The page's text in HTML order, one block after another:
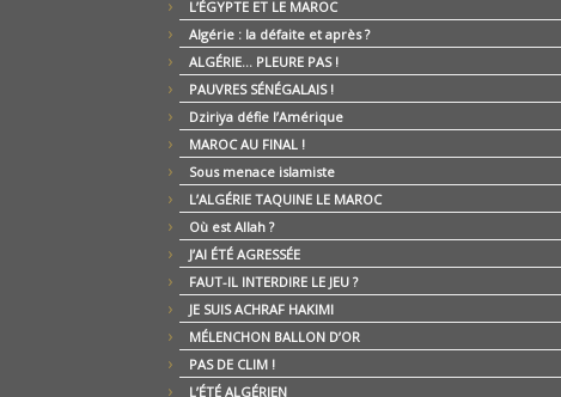
L’ÉGYPTE ET LE MAROC
Algérie : la défaite et après ?
ALGÉRIE… PLEURE PAS !
PAUVRES SÉNÉGALAIS !
Dziriya défie l’Amérique
MAROC AU FINAL !
Sous menace islamiste
L’ALGÉRIE TAQUINE LE MAROC
Où est Allah ?
J’AI ÉTÉ AGRESSÉE
FAUT-IL INTERDIRE LE JEU ?
JE SUIS ACHRAF HAKIMI
MÉLENCHON BALLON D’OR
PAS DE CLIM !
L’ÉTÉ ALGÉRIEN